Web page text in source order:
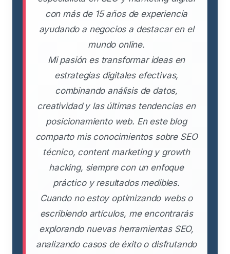
con más de 15 años de experiencia
ayudando a negocios a destacar en el
mundo online.
Mi pasión es transformar ideas en
estrategias digitales efectivas,
combinando análisis de datos,
creatividad y las últimas tendencias en
posicionamiento web. En este blog
comparto mis conocimientos sobre SEO
técnico, content marketing y growth
hacking, siempre con un enfoque
práctico y resultados medibles.
Cuando no estoy optimizando webs o
escribiendo artículos, me encontrarás
explorando nuevas herramientas SEO,
analizando casos de éxito o disfrutando